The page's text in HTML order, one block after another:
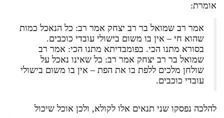
אומרת:
אמר רב שמואל בר רב יצחק אמר רב: כל הנאכל כמות
שהוא חי – אין בו משום בישולי עובדי כוכבים.
בסורא מתנו הכי. בפומבדיתא מתנו הכי: אמר רב
שמואל בר רב יצחק אמר רב: כל שאינו נאכל על
שולחן מלכים ללפת בו את הפת – אין בו משום בישולי
עובדי כוכבים.
להלכה נפסקו שני תנאים אלו לקולא, ולכן אוכל שיכול